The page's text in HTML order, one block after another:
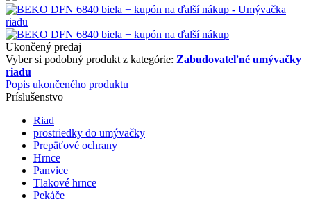
Ukončený predaj
Vyber si podobný produkt z kategórie: Zabudovateľné umývačky
riadu
Popis ukončeného produktu
Príslušenstvo
Riad
prostriedky do umývačky
Prepäťové ochrany
Hrnce
Panvice
Tlakové hrnce
Pekáče